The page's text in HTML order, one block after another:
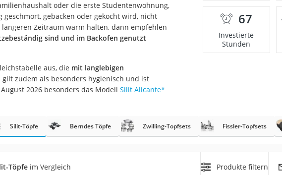
Staubsauger
Wisch-Roboter
oder die erste Studentenwohnung,
gebacken oder gekocht wird, nicht
Zeitraum warm halten, dann empfehlen
sind und im Backofen genutzt
aus, die mit langlebigen
zudem als besonders hygienisch und ist
2026 besonders das Modell Silit Alicante*
67
Investierte
Stunden
Silit-Töpfe Berndes Töpfe Zwilling-Topfsets Fissler-Topfsets
Töpfe im Vergleich Produkte filtern